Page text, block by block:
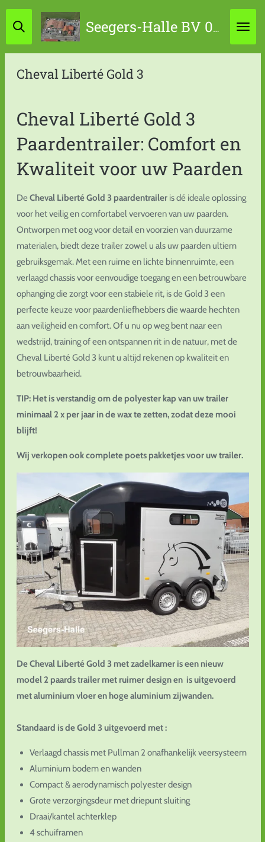
Ga
direct
naar
hoofdinhoud
Seegers-Halle BV 0314-631798 / 06-45867034
Cheval Liberté Gold 3
Cheval Liberté Gold 3
Paardentrailer: Comfort en
Kwaliteit voor uw Paarden
DeCheval Liberté Gold 3 paardentraileris dé ideale oplossing
voor het veilig en comfortabel vervoeren van uw paarden.
Ontworpen met oog voor detail en voorzien van duurzame
materialen, biedt deze trailer zowel u als uw paarden ultiem
gebruiksgemak. Met een ruime en lichte binnenruimte, een
verlaagd chassis voor eenvoudige toegang en een betrouwbare
ophanging die zorgt voor een stabiele rit, is de Gold 3 een
perfecte keuze voor paardenliefhebbers die waarde hechten
aan veiligheid en comfort. Of u nu op weg bent naar een
wedstrijd, training of een ontspannen rit in de natuur, met de
Cheval Liberté Gold 3 kunt u altijd rekenen op kwaliteit en
betrouwbaarheid.
TIP: Het is verstandig om de polyester kap van uw trailer
minimaal 2 x per jaar in de wax te zetten, zodat deze mooi
blijft!
Wij verkopen ook complete poets pakketjes voor uw trailer.
De Cheval Liberté Gold 3 met zadelkamer is een nieuw
model 2 paards trailer met ruimer design en is uitgevoerd
met aluminium vloer en hoge aluminium zijwanden.
Standaard is de Gold 3 uitgevoerd met :
Verlaagd chassis met Pullman 2 onafhankelijk veersysteem
Aluminium bodem en wanden
Compact & aerodynamisch polyester design
Grote verzorgingsdeur met driepunt sluiting
Draai/kantel achterklep
4 schuiframen